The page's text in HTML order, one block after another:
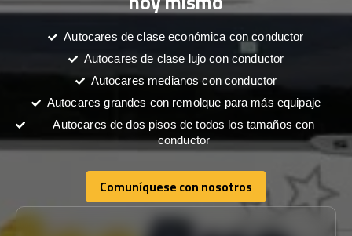
Autocares de clase económica con conductor
Autocares de clase lujo con conductor
Autocares medianos con conductor
Autocares grandes con remolque para más equipaje
Autocares de dos pisos de todos los tamaños con
conductor
Comuníquese con nosotros
Comuníquese con nosotros